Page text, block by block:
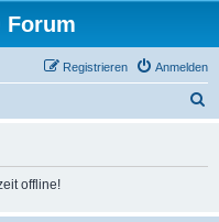
Forum
Anmelden
Registrieren
offline!